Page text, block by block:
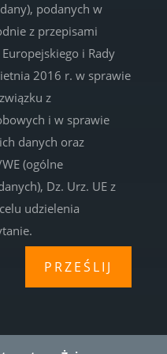
podanych w
z przepisami
i Rady
2016 r. w sprawie
z
i w sprawie
danych oraz
(ogólne
Dz. Urz. UE z
udzielenia
PRZEŚLIJ